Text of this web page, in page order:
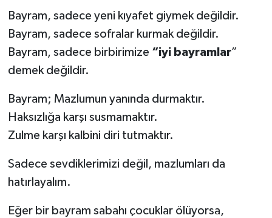
Bayram, sadece yeni kıyafet giymek değildir.
Bayram, sadece sofralar kurmak değildir.
Bayram, sadece birbirimize “iyi bayramlar”
demek değildir.
Bayram; Mazlumun yanında durmaktır.
Haksızlığa karşı susmamaktır.
Zulme karşı kalbini diri tutmaktır.
Sadece sevdiklerimizi değil, mazlumları da
hatırlayalım.
Eğer bir bayram sabahı çocuklar ölüyorsa,